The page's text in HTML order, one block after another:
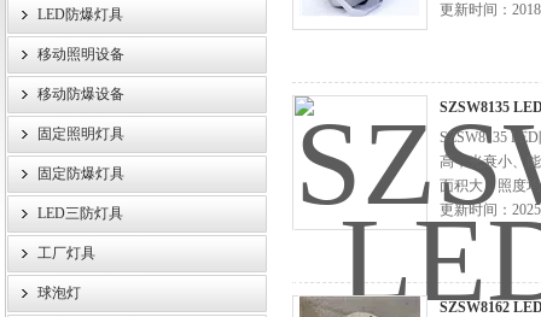
浙江旗本电气有限公司
LED防爆灯具
移动照明设备
移动防爆设备
固定照明灯具
固定防爆灯具
LED三防灯具
工厂灯具
球泡灯
更新时间：
SZSW8135
SZSW8135
高，光衰小、
面积大，照度
更新时间：
SZSW8162